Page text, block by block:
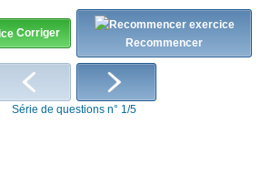
Corriger
Recommencer
Série de questions n° 1/5